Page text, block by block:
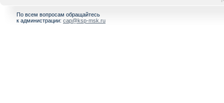
По всем вопросам обращайтесь
к администрации: cap@ksp-msk.ru